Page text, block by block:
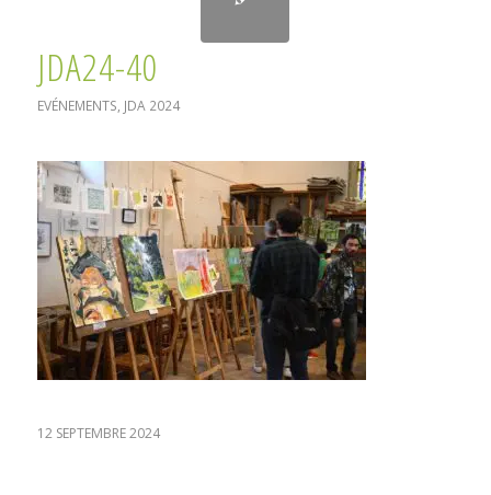
JDA24-40
EVÉNEMENTS, JDA 2024
12 SEPTEMBRE 2024